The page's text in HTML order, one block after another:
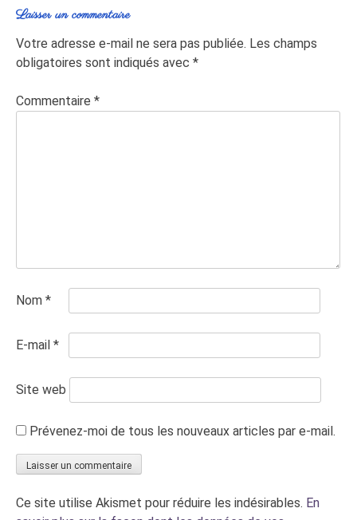
Laisser un commentaire
Votre adresse e-mail ne sera pas publiée. Les champs
obligatoires sont indiqués avec *
Commentaire *
Nom *
E-mail *
Site web
Prévenez-moi de tous les nouveaux articles par e-mail.
Ce site utilise Akismet pour réduire les indésirables. En